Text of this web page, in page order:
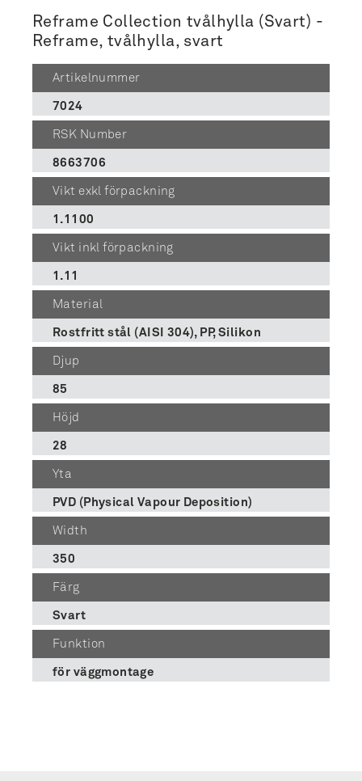
Reframe Collection tvålhylla (Svart) -
Reframe, tvålhylla, svart
Artikelnummer
7024
RSK Number
8663706
Vikt exkl förpackning
1.1100
Vikt inkl förpackning
1.11
Material
Rostfritt stål (AISI 304), PP, Silikon
Djup
85
Höjd
28
Yta
PVD (Physical Vapour Deposition)
Width
350
Färg
Svart
Funktion
för väggmontage